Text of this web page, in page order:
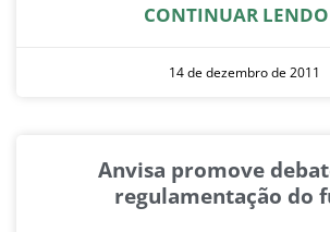
CONTINUAR
14 de dezembro de 2011
Anvisa promove
regulamentação do